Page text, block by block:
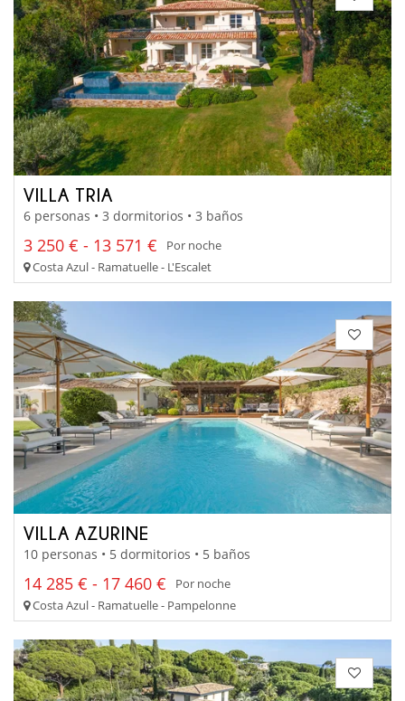
VILLA TRIA
6 personas • 3 dormitorios • 3 baños
3 250 € - 13 571 €
Por noche
Costa Azul - Ramatuelle - L'Escalet
VILLA AZURINE
10 personas • 5 dormitorios • 5 baños
14 285 € - 17 460 €
Por noche
Costa Azul - Ramatuelle - Pampelonne